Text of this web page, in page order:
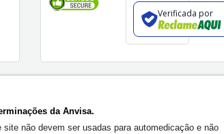
Verificada por
da Anvisa.
não devem ser usadas para automedicação e não